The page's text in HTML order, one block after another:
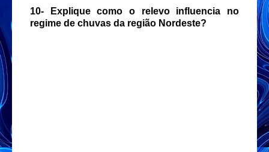
10- Explique como o relevo influencia no
regime de chuvas da região Nordeste?